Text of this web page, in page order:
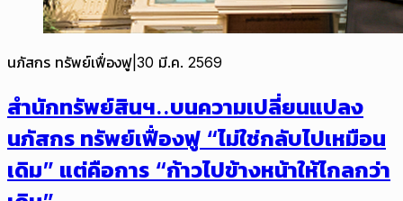
นภัสกร ทรัพย์เฟื่องฟู 30 มี.ค. 2569
สำนักทรัพย์สินฯ..บนความเปลี่ยนแปลง
นภัสกร ทรัพย์เฟื่องฟู “ไม่ใช่กลับไปเหมือน
เดิม” แต่คือการ “ก้าวไปข้างหน้าให้ไกลกว่า